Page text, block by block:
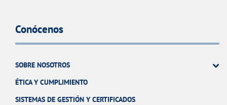
Conócenos
SOBRE NOSOTROS
ÉTICA Y CUMPLIMIENTO
SISTEMAS DE GESTIÓN Y CERTIFICADOS